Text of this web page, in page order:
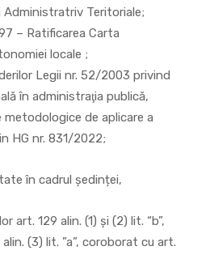
Teritoriale;
– Ratificarea Carta
locale ;
Legii nr. 52/2003 privind
în administraţia publică,
de aplicare a
HG nr. 831/2022;
în cadrul ședinței,
art. 129 alin. (1) şi (2) lit. “b”,
alin. (3) lit. ”a”, coroborat cu art.